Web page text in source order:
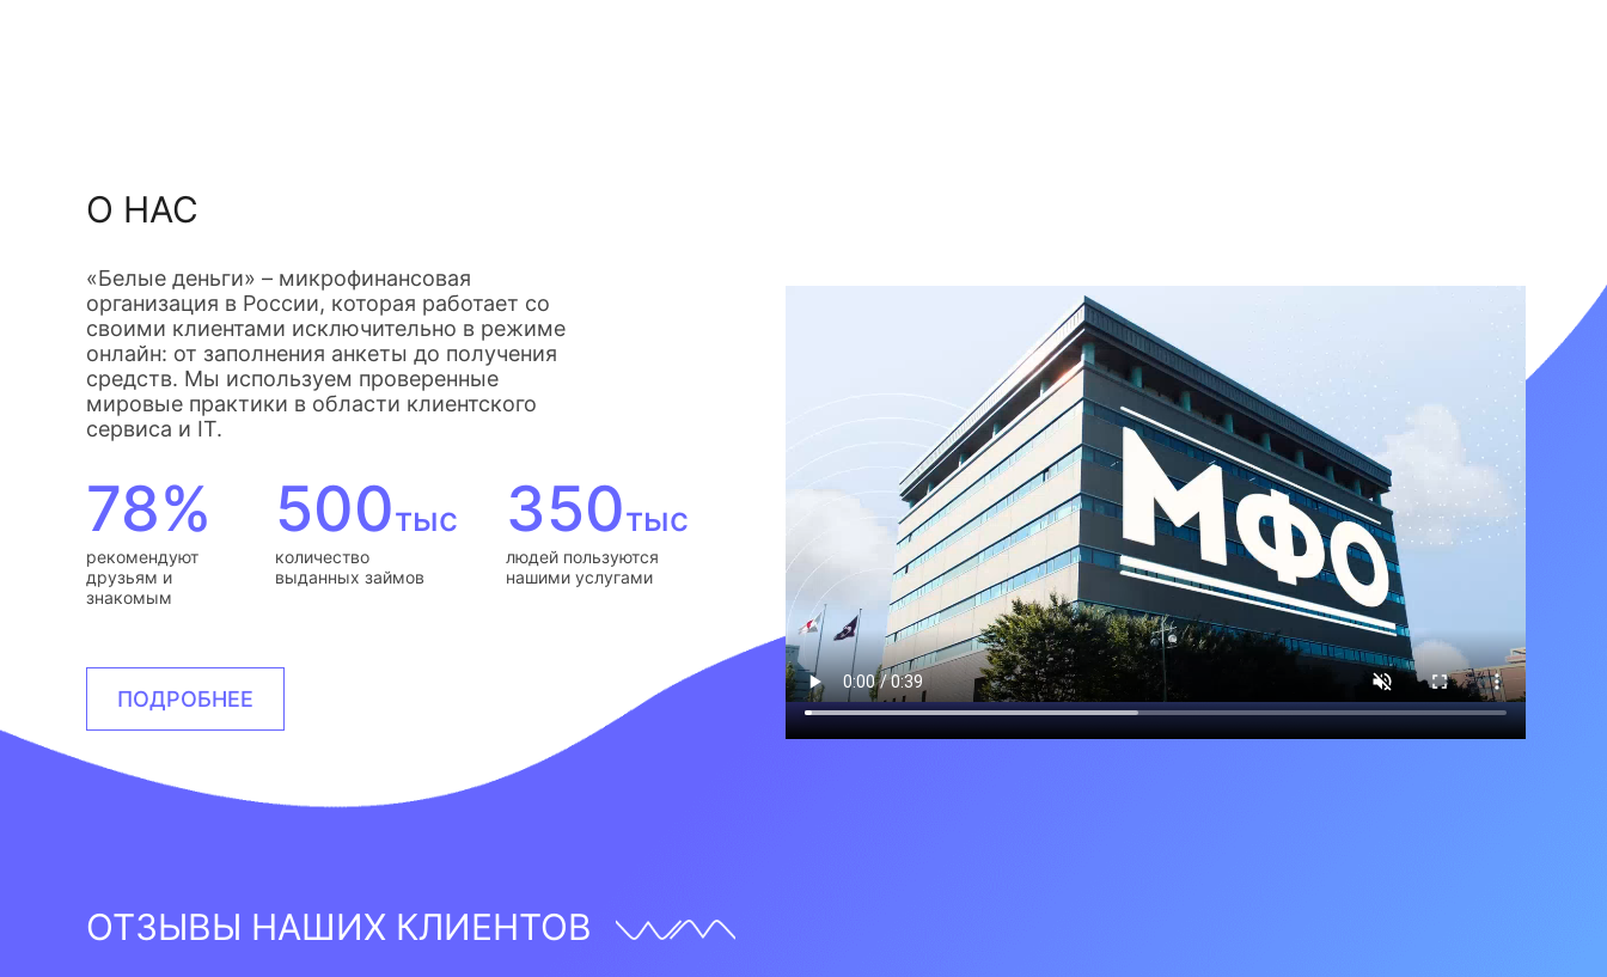
О НАС
«Белые деньги» – микрофинансовая
организация в России, которая работает со
своими клиентами исключительно в режиме
онлайн: от заполнения анкеты до получения
средств. Мы используем проверенные
мировые практики в области клиентского
сервиса и IT.
78%
рекомендуют
друзьям и
знакомым
500тыс
количество
выданных займов
350тыс
людей пользуются
нашими услугами
ПОДРОБНЕЕ
ОТЗЫВЫ НАШИХ КЛИЕНТОВ